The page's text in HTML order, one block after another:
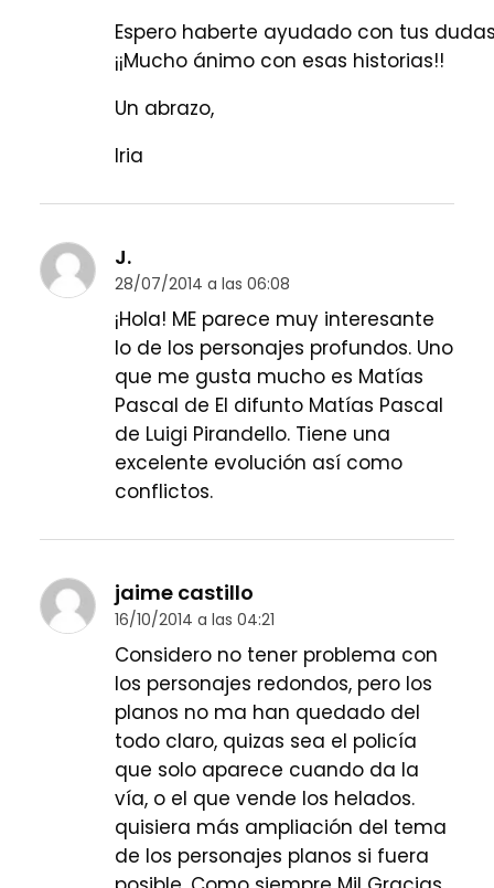
Espero haberte ayudado con tus
¡¡Mucho ánimo con esas historias!!
Un abrazo,
Iria
J.
28/07/2014 a las 06:08
¡Hola! ME parece muy interesante
lo de los personajes profundos. Uno
que me gusta mucho es Matías
Pascal de El difunto Matías Pascal
de Luigi Pirandello. Tiene una
excelente evolución así como
conflictos.
jaime castillo
16/10/2014 a las 04:21
Considero no tener problema con
los personajes redondos, pero los
planos no ma han quedado del
todo claro, quizas sea el policía
que solo aparece cuando da la
vía, o el que vende los helados.
quisiera más ampliación del tema
de los personajes planos si fuera